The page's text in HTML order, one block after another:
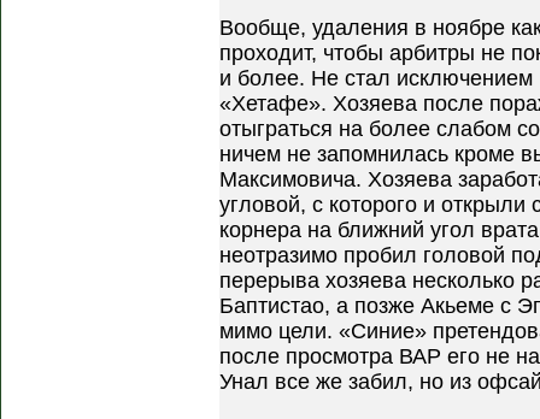
Вообще, удаления в ноябре
проходит, чтобы арбитры не
и более. Не стал
«Хетафе». Хозяева после
отыграться на более слабом
ничем не запомнилась кроме
Максимовича. Хозяева
угловой, с которого и
корнера на ближний угол
неотразимо пробил головой
перерыва хозяева несколько
Баптистао, а позже Акьеме с
мимо цели. «Синие»
после просмотра ВАР его не
Унал все же забил, но из